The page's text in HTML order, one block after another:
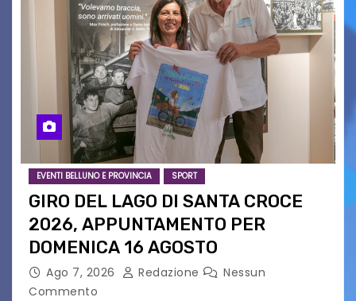
EVENTI BELLUNO E PROVINCIA SPORT
GIRO DEL LAGO DI SANTA CROCE
2026, APPUNTAMENTO PER
DOMENICA 16 AGOSTO
Ago 7, 2026 Redazione
Nessun
Commento